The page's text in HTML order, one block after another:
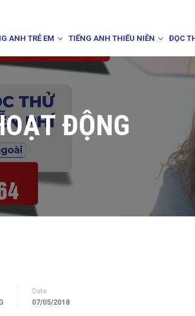
ANH TRẺ EM TIẾNG ANH THIẾU NIÊN ĐỌC
ĐỘNG
Date
07/05/2018